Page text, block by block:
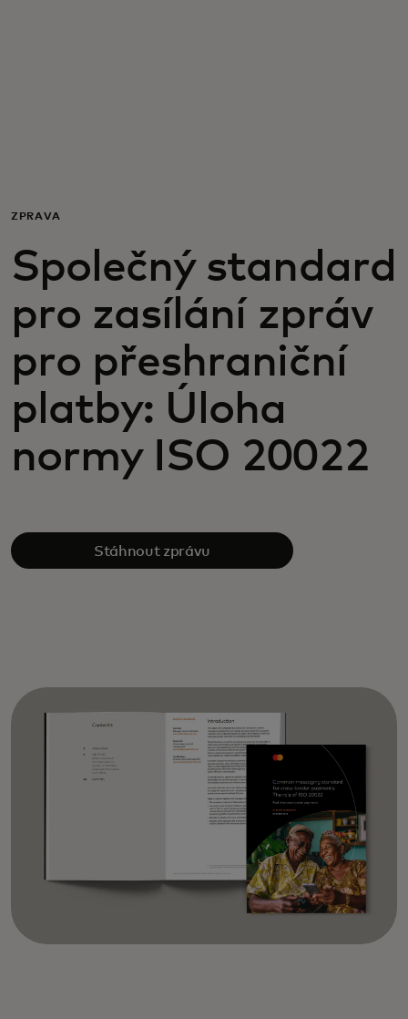
Pro inovátory
Novinky a trendy
ZPRÁVA
Společný standard
pro zasílání zpráv
pro přeshraniční
platby: Úloha
normy ISO 20022
Stáhnout zprávu